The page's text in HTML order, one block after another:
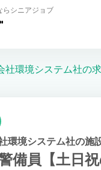
らシニアジョブ
社環境システム社の
環境システム社の施
備員【土日